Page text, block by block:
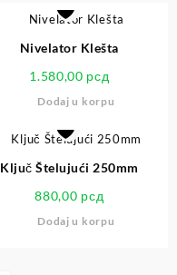
Nivelator Klešta
1.580,00 рсд
Dodaj u korpu
Ključ Štelujući 250mm
880,00 рсд
Dodaj u korpu